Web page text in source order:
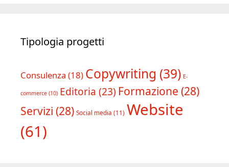
Tipologia progetti
Consulenza (18) Copywriting (39) E-
commerce (10) Editoria (23) Formazione (28)
Servizi (28) Social media (11) Website
(61)